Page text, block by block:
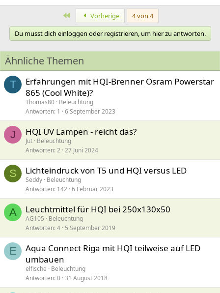
Erste Vorherige
4 von 4
Du musst dich einloggen oder registrieren, um hier zu antworten.
Ähnliche Themen
T
Erfahrungen mit HQI-Brenner Osram Powerstar
865 (Cool White)?
Thomas80 Beleuchtung
Antworten 1 6 September 2023
J HQI UV Lampen - reicht das?
Jut Beleuchtung
Antworten 2 27 Juni 2024
S Lichteindruck von T5 und HQI versus LED
Seddy Beleuchtung
Antworten 142 6 Februar 2023
A Leuchtmittel für HQI bei 250x130x50
AG105
Beleuchtung
Antworten 4 5 September 2019
E
Aqua Connect Riga mit HQI teilweise auf LED
umbauen
elfische
Beleuchtung
Antworten 0 31 August 2018